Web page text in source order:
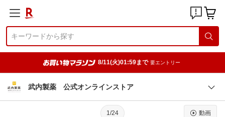
8/11(火)01:59まで 要エントリー
武内製薬 公式オンラインストア
1/24 動画